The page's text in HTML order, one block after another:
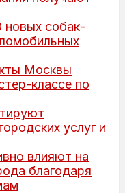
новых собак-
Москвы
классе по
услуг и
влияют на
благодаря